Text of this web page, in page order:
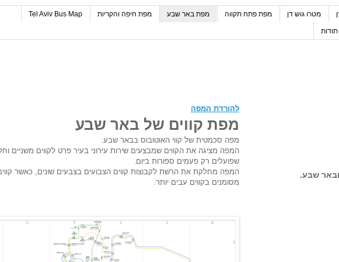
מטרו גוש דן מפת פתח תקווה מפת באר שבע מפת חיפה והקריות Tel Aviv Bus Map
תודות
להורדת המפה
מפת קווים של באר שבע
מפה סכמטית של קווי האוטובוס בבאר שבע.
המפה מציגה את הקווים שמבצעים שירות עירוני בעיר פרט לקווים משניים
שפועלים רק פעמים ספורות ביום.
המפה מחלקת את הרשת לקבוצות קווים הצבועים בצבעים שונים, כאשר
מסומנים בקווים עבים יותר.
ובאר שבע.